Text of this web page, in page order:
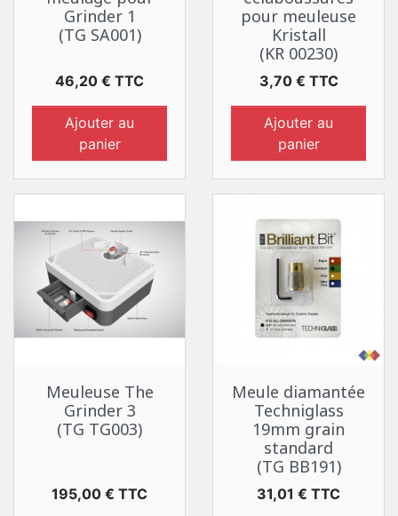
Grinder 1
(TG SA001)
Prix
46,20 € TTC
Ajouter au
panier
pour meuleuse
Kristall
(KR 00230)
Prix
3,70 € TTC
Ajouter au
panier
Meuleuse The
Grinder 3
(TG TG003)
Prix
195,00 € TTC
Meule diamantée
Techniglass
19mm grain
standard
(TG BB191)
Prix
31,01 € TTC